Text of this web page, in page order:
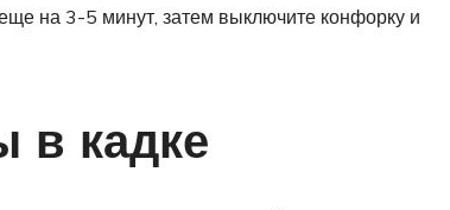
на 3-5 минут, затем выключите конфорку и
в кадке